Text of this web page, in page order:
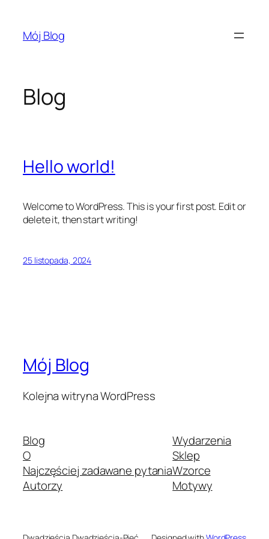
treściMój Blog
Blog
Hello world!
Welcome to WordPress. This is your first post. Edit or
delete it, then start writing!
25 listopada, 2024
Mój Blog
Kolejna witryna WordPress
Blog
O
Najczęściej zadawane pytania
Autorzy
Wydarzenia
Sklep
Wzorce
Motywy